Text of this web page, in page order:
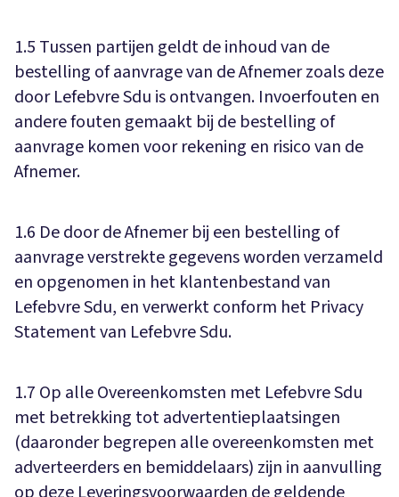
1.5 Tussen partijen geldt de inhoud van de
bestelling of aanvrage van de Afnemer zoals deze
door Lefebvre Sdu is ontvangen. Invoerfouten en
andere fouten gemaakt bij de bestelling of
aanvrage komen voor rekening en risico van de
Afnemer.
1.6 De door de Afnemer bij een bestelling of
aanvrage verstrekte gegevens worden verzameld
en opgenomen in het klantenbestand van
Lefebvre Sdu, en verwerkt conform het Privacy
Statement van Lefebvre Sdu.
1.7 Op alle Overeenkomsten met Lefebvre Sdu
met betrekking tot advertentieplaatsingen
(daaronder begrepen alle overeenkomsten met
adverteerders en bemiddelaars) zijn in aanvulling